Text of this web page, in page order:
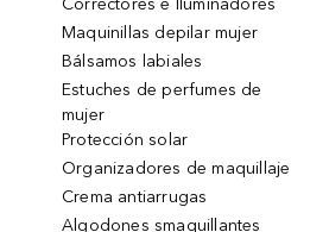
Correctores e Iluminadores
Maquinillas depilar mujer
Bálsamos labiales
Estuches de perfumes de
mujer
Protección solar
Organizadores de maquillaje
Crema antiarrugas
Algodones smaquillantes